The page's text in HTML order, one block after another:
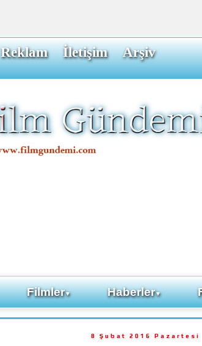
Reklam İletişim Arşiv
Filmler▼ Haberler▼
8 Şubat 2016 Pazartesi